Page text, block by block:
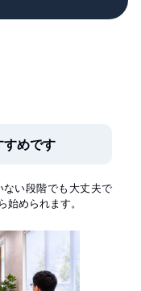
すめです
い段階でも大丈夫で
められます。